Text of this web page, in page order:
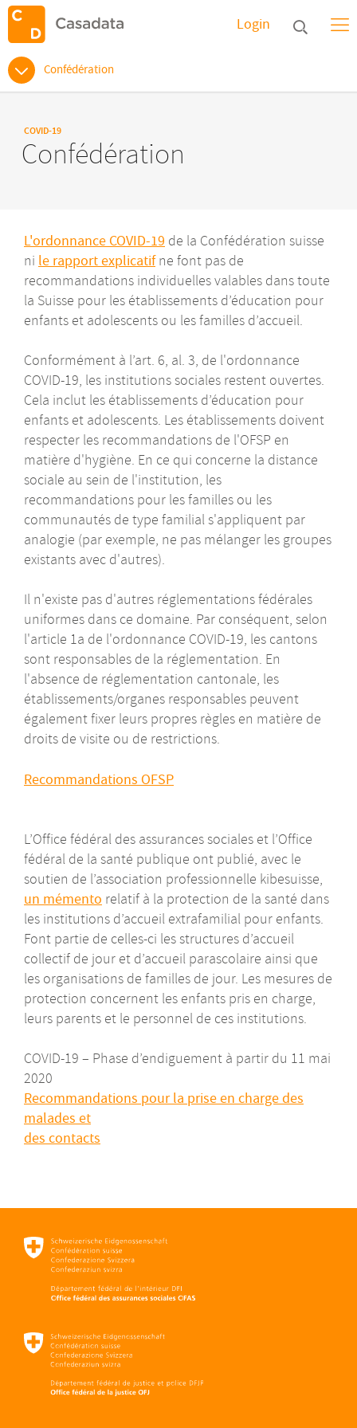
Login
Confédération
COVID-19
Confédération
L'ordonnance COVID-19 de la Confédération suisse
ni le rapport explicatifne font pas de
recommandations individuelles valables dans toute
la Suisse pour les établissements d’éducation pour
enfants et adolescents ou les familles d’accueil.
Conformément à l’art. 6, al. 3, de l'ordonnance
COVID-19, les institutions sociales restent ouvertes.
Cela inclut les établissements d’éducation pour
enfants et adolescents. Les établissements doivent
respecter les recommandations de l'OFSP en
matière d'hygiène. En ce qui concerne la distance
sociale au sein de l'institution, les
recommandations pour les familles ou les
communautés de type familial s'appliquent par
analogie (par exemple, ne pas mélanger les groupes
existants avec d'autres).
Il n'existe pas d'autres réglementations fédérales
uniformes dans ce domaine. Par conséquent, selon
l'article 1a de l'ordonnance COVID-19, les cantons
sont responsables de la réglementation. En
l'absence de réglementation cantonale, les
établissements/organes responsables peuvent
également fixer leurs propres règles en matière de
droits de visite ou de restrictions.
Recommandations OFSP
L’Office fédéral des assurances sociales et l’Office
fédéral de la santé publique ont publié, avec le
soutien de l’association professionnelle kibesuisse,
un mémento relatif à la protection de la santé dans
les institutions d’accueil extrafamilial pour enfants.
Font partie de celles-ci les structures d’accueil
collectif de jour et d’accueil parascolaire ainsi que
les organisations de familles de jour. Les mesures de
protection concernent les enfants pris en charge,
leurs parents et le personnel de ces institutions.
COVID-19 – Phase d’endiguement à partir du 11 mai
2020
Recommandations pour la prise en charge des
malades et
des contacts